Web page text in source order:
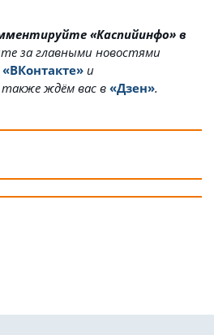
«Каспийинфо» в
за главными новостями
«ВКонтакте» и
также ждём вас в «Дзен».